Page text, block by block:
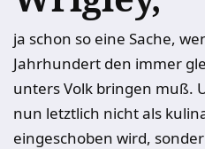
ja schon so eine Sache,
Jahrhundert den immer
unters Volk bringen muß.
nun letztlich nicht als
eingeschoben wird,